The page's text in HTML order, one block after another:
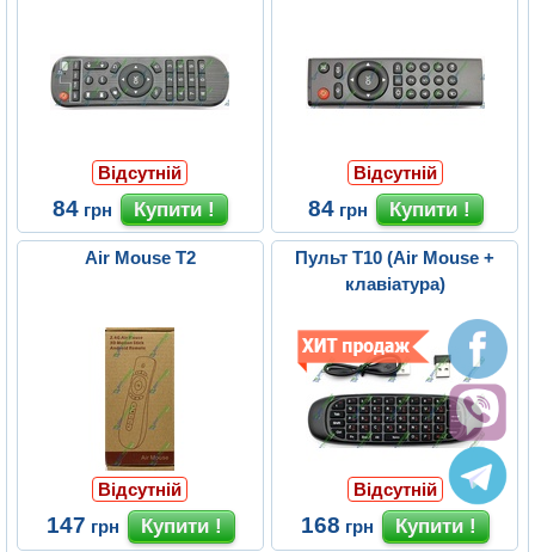
Відсутній
84 грн
Відсутній
84 грн
Air Mouse T2
Відсутній
147 грн
Пульт T10 (Air Mouse +
клавіатура)
Відсутній
168 грн